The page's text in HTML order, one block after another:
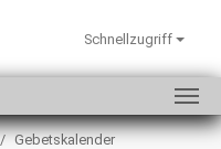
Schnellzugriff
Gebetskalender